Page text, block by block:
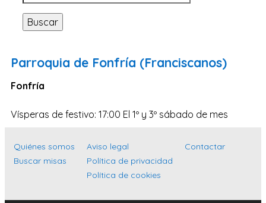
Valladolid
Sevilla
Santa Cruz de Tenerife
Cantabria
Islas Baleares
Málaga
Buscar
Parroquia de Fonfría (Franciscanos)
Fonfría
Vísperas de festivo: 17:00 El 1º y 3º sábado de mes
Quiénes somos
Buscar misas
Aviso legal
Política de privacidad
Política de cookies
Contactar